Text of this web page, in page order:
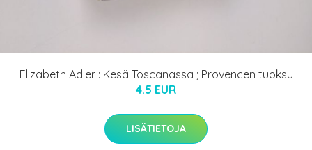
Elizabeth Adler : Kesä Toscanassa ; Provencen tuoksu
4.5 EUR
LISÄTIETOJA